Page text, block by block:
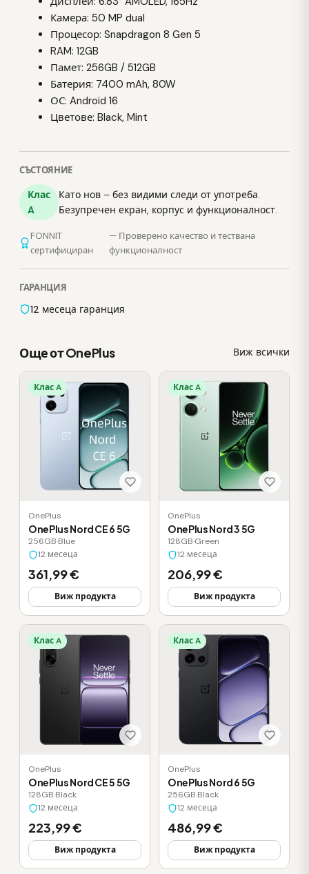
Камера: 50 MP dual
Процесор: Snapdragon 8 Gen 5
RAM: 12GB
Памет: 256GB / 512GB
Батерия: 7400 mAh, 80W
ОС: Android 16
Цветове: Black, Mint
СЪСТОЯНИЕ
Клас
A
Като нов – без видими следи от употреба.
Безупречен екран, корпус и функционалност.
FONNIT
сертифициран
— Проверено качество и тествана
функционалност
ГАРАНЦИЯ
12 месеца гаранция
Още от OnePlus Виж всички
Клас A
OnePlus
OnePlus Nord CE 6 5G
256GB·Blue
12 месеца
361,99 €
Виж продукта
Клас A
OnePlus
OnePlus Nord 3 5G
128GB·Green
12 месеца
206,99 €
Виж продукта
Клас A
OnePlus
OnePlus Nord CE 5 5G
128GB·Black
12 месеца
223,99 €
Виж продукта
Клас A
OnePlus
OnePlus Nord 6 5G
256GB·Black
12 месеца
486,99 €
Виж продукта